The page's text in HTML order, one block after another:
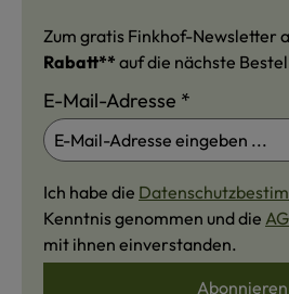
Zum gratis Finkhof-Newsletter
Rabatt** auf die nächste
E-Mail-Adresse *
Ich habe die
Kenntnis genommen und die
mit ihnen einverstanden.
Abonnieren